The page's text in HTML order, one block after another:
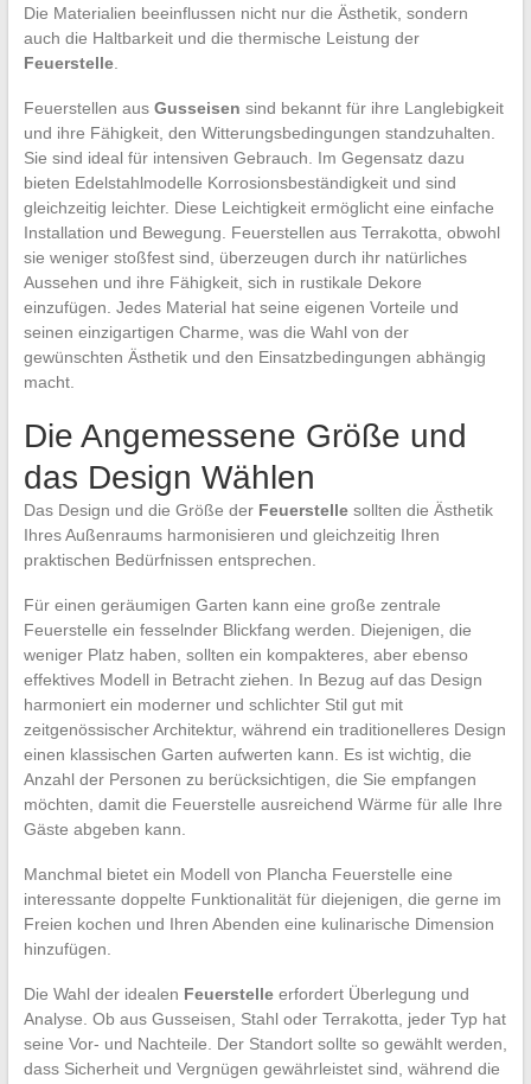
Die Materialien beeinflussen nicht nur die Ästhetik, sondern
auch die Haltbarkeit und die thermische Leistung der
Feuerstelle.
Feuerstellen aus Gusseisen sind bekannt für ihre Langlebigkeit
und ihre Fähigkeit, den Witterungsbedingungen standzuhalten.
Sie sind ideal für intensiven Gebrauch. Im Gegensatz dazu
bieten Edelstahlmodelle Korrosionsbeständigkeit und sind
gleichzeitig leichter. Diese Leichtigkeit ermöglicht eine einfache
Installation und Bewegung. Feuerstellen aus Terrakotta, obwohl
sie weniger stoßfest sind, überzeugen durch ihr natürliches
Aussehen und ihre Fähigkeit, sich in rustikale Dekore
einzufügen. Jedes Material hat seine eigenen Vorteile und
seinen einzigartigen Charme, was die Wahl von der
gewünschten Ästhetik und den Einsatzbedingungen abhängig
macht.
Die Angemessene Größe und
das Design Wählen
Das Design und die Größe der Feuerstellesollten die Ästhetik
Ihres Außenraums harmonisieren und gleichzeitig Ihren
praktischen Bedürfnissen entsprechen.
Für einen geräumigen Garten kann eine große zentrale
Feuerstelle ein fesselnder Blickfang werden. Diejenigen, die
weniger Platz haben, sollten ein kompakteres, aber ebenso
effektives Modell in Betracht ziehen. In Bezug auf das Design
harmoniert ein moderner und schlichter Stil gut mit
zeitgenössischer Architektur, während ein traditionelleres Design
einen klassischen Garten aufwerten kann. Es ist wichtig, die
Anzahl der Personen zu berücksichtigen, die Sie empfangen
möchten, damit die Feuerstelle ausreichend Wärme für alle Ihre
Gäste abgeben kann.
Manchmal bietet ein Modell von Plancha Feuerstelle eine
interessante doppelte Funktionalität für diejenigen, die gerne im
Freien kochen und Ihren Abenden eine kulinarische Dimension
hinzufügen.
Die Wahl der idealen Feuerstelleerfordert Überlegung und
Analyse. Ob aus Gusseisen, Stahl oder Terrakotta, jeder Typ hat
seine Vor- und Nachteile. Der Standort sollte so gewählt werden,
dass Sicherheit und Vergnügen gewährleistet sind, während die